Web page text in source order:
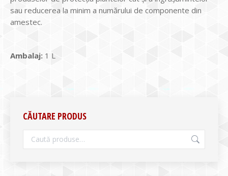
sau reducerea la minim a numărului de componente din
amestec.
Ambalaj: 1 L
CĂUTARE PRODUS